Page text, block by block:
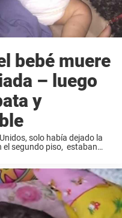
bebé muere
– luego
y
solo había dejado la
el segundo piso, estaban